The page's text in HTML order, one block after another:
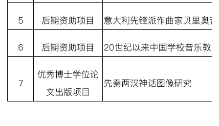
5 后期资助项目 意大利先锋派作曲家贝里奥
6 后期资助项目 20世纪以来中国学校音乐教
7
优秀博士学位论
文出版项目
先秦两汉神话图像研究